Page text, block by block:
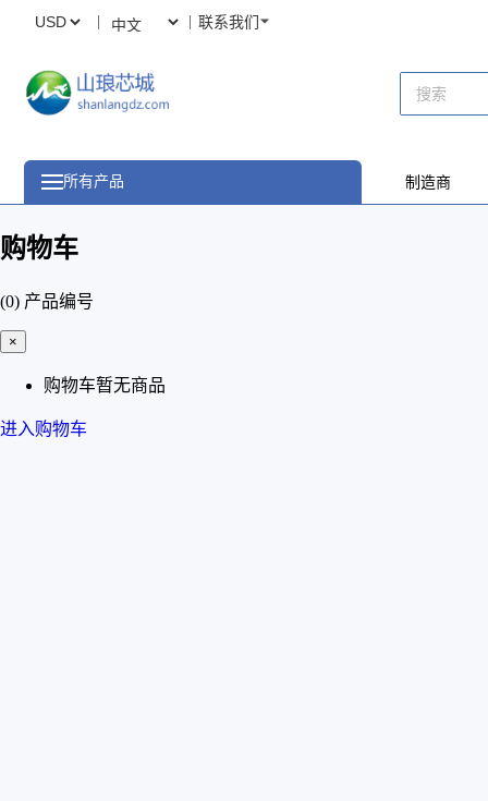
联系我们
所有产品 制造商
购物车
(0) 产品编号
×
购物车暂无商品
进入购物车